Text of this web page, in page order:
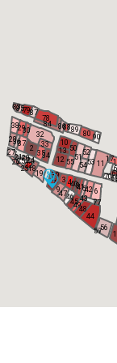
18
32
33
53
56
57
50
48
12
5
13
19
28
2930
36
38
39
11
17
6
55
3 4
7
9
10
51
52
54
8
20
2
21
22
23
24
25
26
34
35
37
83
84
85
86
87
8889
90
46
47
40
44
79
27
42
4549
78
80
41
77
43
70